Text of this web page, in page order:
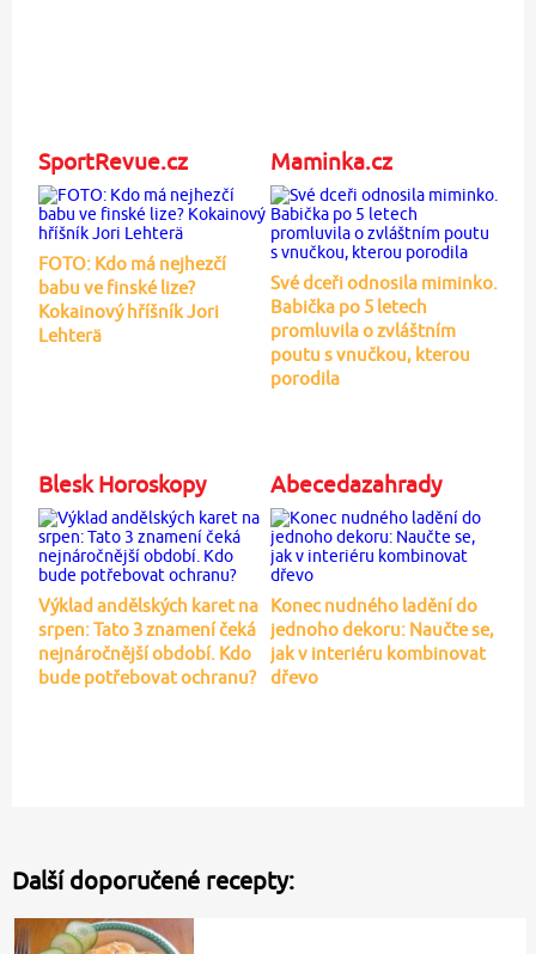
SportRevue.cz
FOTO: Kdo má nejhezčí
babu ve finské lize?
Kokainový hříšník Jori
Lehterä
Maminka.cz
Své dceři odnosila miminko.
Babička po 5 letech
promluvila o zvláštním
poutu s vnučkou, kterou
porodila
Blesk Horoskopy
Výklad andělských karet na
srpen: Tato 3 znamení čeká
nejnáročnější období. Kdo
bude potřebovat ochranu?
Abecedazahrady
Konec nudného ladění do
jednoho dekoru: Naučte se,
jak v interiéru kombinovat
dřevo
Další doporučené recepty: